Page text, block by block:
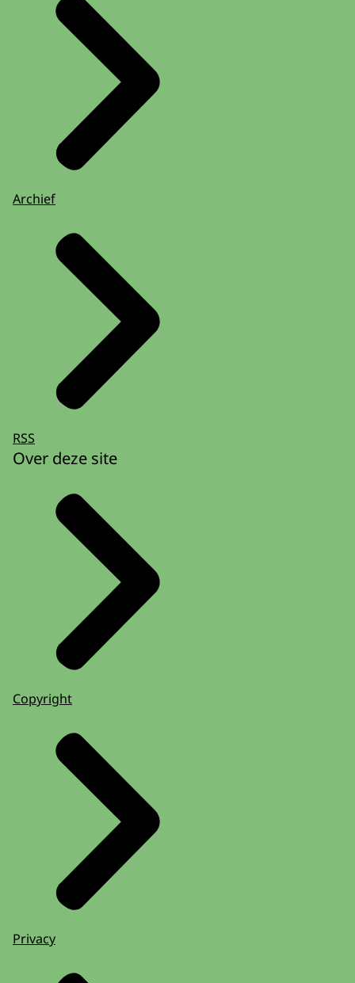
Archief
RSS
Over deze site
Copyright
Privacy